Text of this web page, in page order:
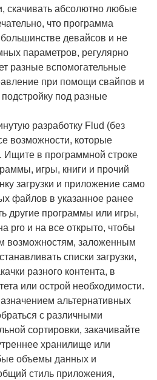
скачивать абсолютно любые
что программа
девайсов и не
параметров, регулярно
разные вспомогательные
при помощи свайпов и
под разные
разработку Flud (без
возможности, которые
Ищите в программной строке
игры, книги и прочий
загрузки и приложение само
файлов в указанное ранее
другие программы или игры,
pro и на все открыто, чтобы
возможностям, заложенным
списки загрузки,
разного контента, в
или острой необходимости.
альтернативных
с различными
сортировки, закачивайте
хранилище или
объемы данных и
стиль приложения,